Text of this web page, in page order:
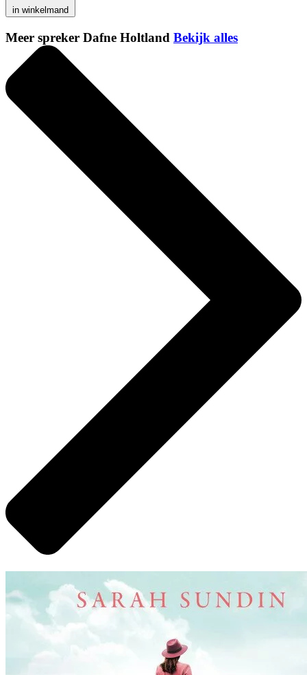
in winkelmand
Meer spreker Dafne Holtland Bekijk alles